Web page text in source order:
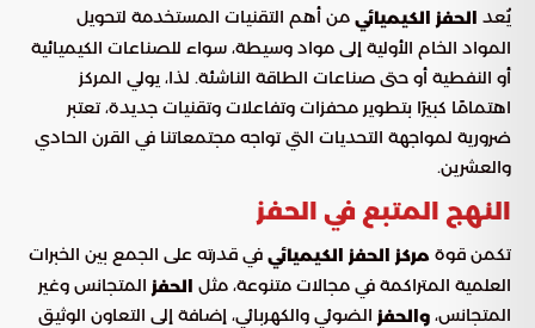
يُعد الحفز الكيميائي من أهم التقنيات المستخدمة لتحويل
المواد الخام الأولية إلى مواد وسيطة، سواء للصناعات الكيميائية
أو النفطية أو حتى صناعات الطاقة الناشئة. لذا، يولي المركز
اهتمامًا كبيرًا بتطوير محفزات وتفاعلات وتقنيات جديدة، تعتبر
ضرورية لمواجهة التحديات التي تواجه مجتمعاتنا في القرن الحادي
والعشرين.
النهج المتبع في الحفز
تكمن قوة مركز الحفز الكيميائي في قدرته على الجمع بين الخبرات
العلمية المتراكمة في مجالات متنوعة، مثل الحفز المتجانس وغير
المتجانس، والحفز الضوئي والكهربائي، إضافة إلى التعاون الوثيق